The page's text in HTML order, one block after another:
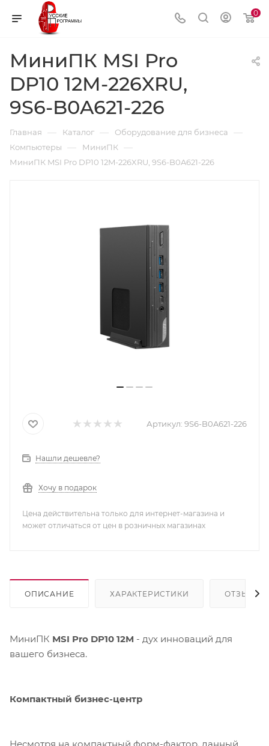
0
МиниПК MSI Pro
DP10 12M-226XRU,
9S6-B0A621-226
Главная — Каталог — Оборудование для бизнеса —
Компьютеры — МиниПК —
МиниПК MSI Pro DP10 12M-226XRU, 9S6-B0A621-226
Артикул: 9S6-B0A621-226
Нашли дешевле?
Хочу в подарок
Цена действительна только для интернет-магазина и
может отличаться от цен в розничных магазинах
ОПИСАНИЕ ХАРАКТЕРИСТИКИ ОТЗЫВЫ
МиниПК MSI Pro DP10 12M - дух инноваций для
вашего бизнеса.
Компактный бизнес-центр